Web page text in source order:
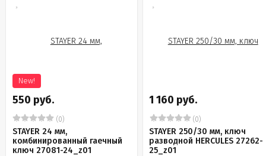
550 руб.
New!
(0)
STAYER 24 мм,
комбинированный гаечный
ключ 27081-24_z01
1 160 руб.
(0)
STAYER 250/30 мм, ключ
разводной HERCULES 27262-
25_z01